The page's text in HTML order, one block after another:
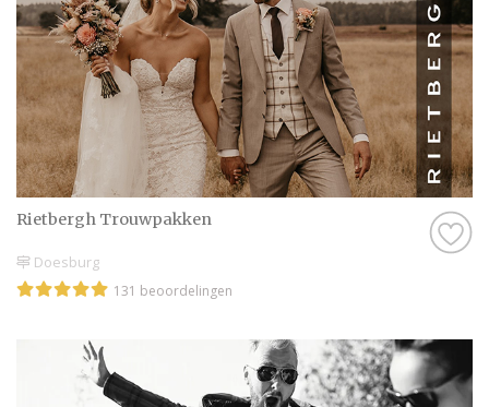
Rietbergh Trouwpakken
Doesburg
131 beoordelingen